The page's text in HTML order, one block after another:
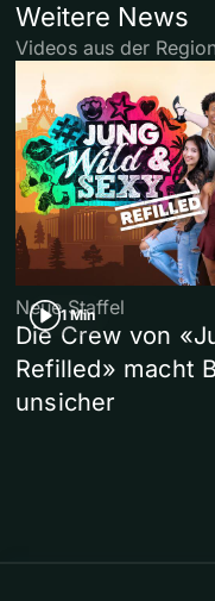
Weitere News
Videos aus der
1 Min
Neue Staffel
Die Crew von
Refilled» macht
unsicher